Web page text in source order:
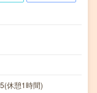
休憩1時間)